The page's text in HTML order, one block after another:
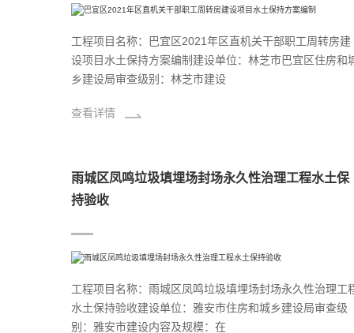
工程项目名称：巴宜区2021年区直机关干部职工周转房建
设项目水土保持方案编制建设单位：林芝市巴宜区住房和
乡建设局审查级别：林芝市建设
查看详情
雨城区凤鸣垃圾填埋场封场永久性治理工程水土保
持验收
工程项目名称：雨城区凤鸣垃圾填埋场封场永久性治理工
水土保持验收建设单位：雅安市住房和城乡建设局审查级
别：雅安市建设内容及规模：在